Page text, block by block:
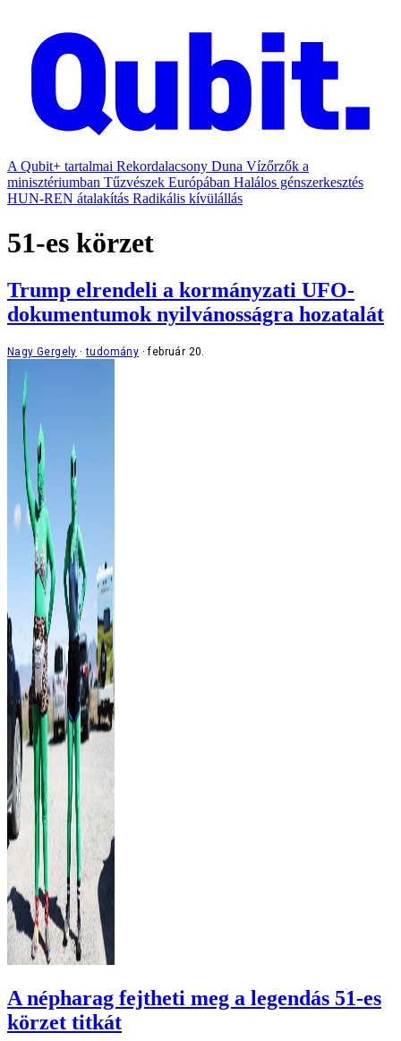
A Qubit+ tartalmai Rekordalacsony Duna Vízőrzők a
minisztériumban Tűzvészek Európában Halálos génszerkesztés
HUN-REN átalakítás Radikális kívülállás
51-es körzet
Trump elrendeli a kormányzati UFO-
dokumentumok nyilvánosságra hozatalát
Nagy Gergely tudomány február 20.
A népharag fejtheti meg a legendás 51-es
körzet titkát